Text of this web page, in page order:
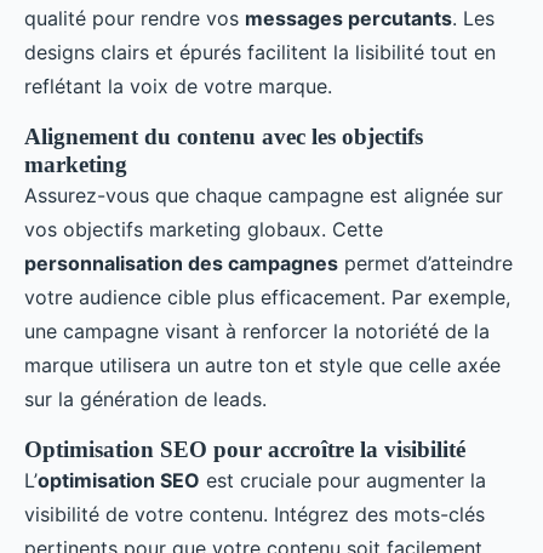
qualité pour rendre vos messages percutants. Les
designs clairs et épurés facilitent la lisibilité tout en
reflétant la voix de votre marque.
Alignement du contenu avec les objectifs
marketing
Assurez-vous que chaque campagne est alignée sur
vos objectifs marketing globaux. Cette
personnalisation des campagnes permet d’atteindre
votre audience cible plus efficacement. Par exemple,
une campagne visant à renforcer la notoriété de la
marque utilisera un autre ton et style que celle axée
sur la génération de leads.
Optimisation SEO pour accroître la visibilité
L’optimisation SEO est cruciale pour augmenter la
visibilité de votre contenu. Intégrez des mots-clés
pertinents pour que votre contenu soit facilement